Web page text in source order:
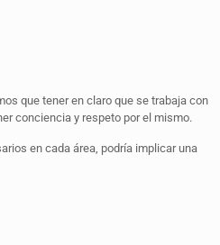
que tener en claro que se trabaja con
conciencia y respeto por el mismo.
en cada área, podría implicar una